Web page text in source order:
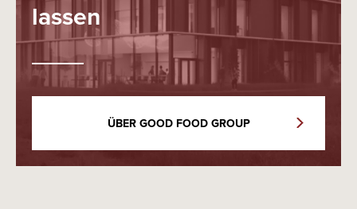
lassen
ÜBER GOOD FOOD GROUP